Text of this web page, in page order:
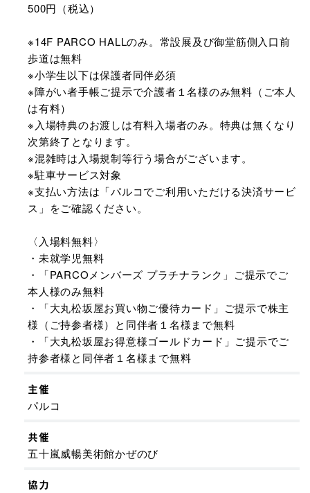
500円（税込）
※14F PARCO HALLのみ。常設展及び御堂筋側入口前
歩道は無料
※小学生以下は保護者同伴必須
※障がい者手帳ご提示で介護者１名様のみ無料（ご本人
は有料）
※入場特典のお渡しは有料入場者のみ。特典は無くなり
次第終了となります。
※混雑時は入場規制等行う場合がございます。
※駐車サービス対象
※支払い方法は「パルコでご利用いただける決済サービ
ス」をご確認ください。
〈入場料無料〉
・未就学児無料
・「PARCOメンバーズ プラチナランク」ご提示でご
本人様のみ無料
・「大丸松坂屋お買い物ご優待カード」ご提示で株主
様（ご持参者様）と同伴者１名様まで無料
・「大丸松坂屋お得意様ゴールドカード」ご提示でご
持参者様と同伴者１名様まで無料
主催
パルコ
共催
五十嵐威暢美術館かぜのび
協力